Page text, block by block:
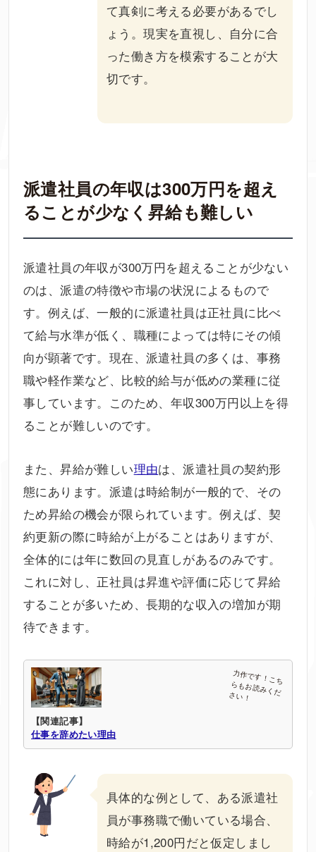
て真剣に考える必要があるでし
ょう。現実を直視し、自分に合
った働き方を模索することが大
切です。
派遣社員の年収は300万円を超え
ることが少なく昇給も難しい
派遣社員の年収が300万円を超えることが少ない
のは、派遣の特徴や市場の状況によるもので
す。例えば、一般的に派遣社員は正社員に比べ
て給与水準が低く、職種によっては特にその傾
向が顕著です。現在、派遣社員の多くは、事務
職や軽作業など、比較的給与が低めの業種に従
事しています。このため、年収300万円以上を得
ることが難しいのです。
また、昇給が難しい理由は、派遣社員の契約形
態にあります。派遣は時給制が一般的で、その
ため昇給の機会が限られています。例えば、契
約更新の際に時給が上がることはありますが、
全体的には年に数回の見直しがあるのみです。
これに対し、正社員は昇進や評価に応じて昇給
することが多いため、長期的な収入の増加が期
待できます。
【関連記事】
仕事を辞めたい理由
具体的な例として、ある派遣社
員が事務職で働いている場合、
時給が1,200円だと仮定しまし